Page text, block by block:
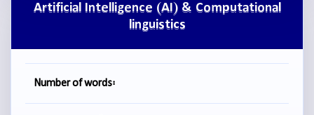
Artificial Intelligence (AI) & Computational
linguistics
Number of words: